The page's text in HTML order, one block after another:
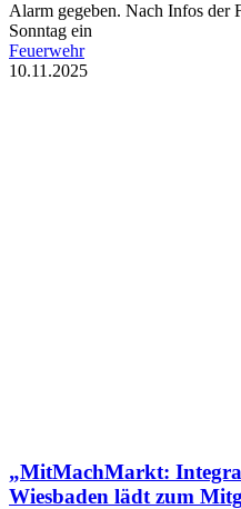
Alarm gegeben. Nach Infos der
Sonntag ein
Feuerwehr
10.11.2025
„MitMachMarkt:
Wiesbaden lädt zum